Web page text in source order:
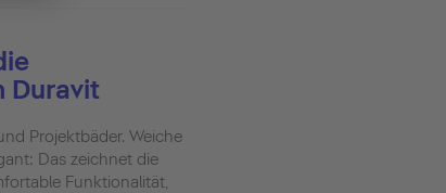
Duravit
Projektbäder. Weiche
Das zeichnet die
Funktionalität,